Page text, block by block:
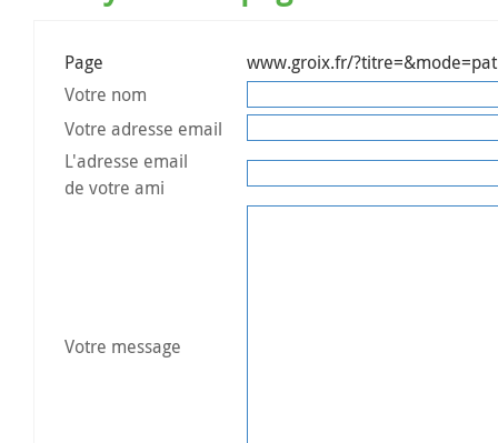
Page
www.groix.fr/
Votre nom
Votre adresse email
L'adresse email
de votre ami
Votre message